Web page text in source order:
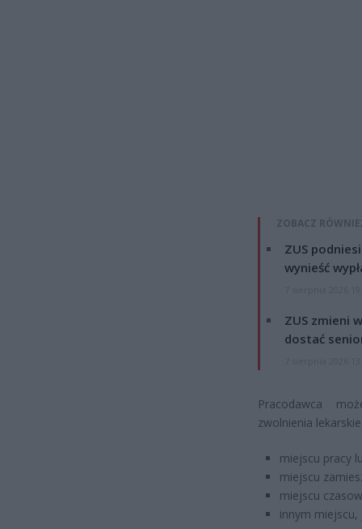
ZOBACZ
ZUS
wynieść
ZUS zmieni
dostać
Pracodawca
zwolnienia
miejscu pracy
miejscu
miejscu
innym